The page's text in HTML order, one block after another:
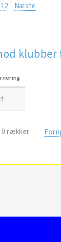
1 2 Næste
klubber
0 rækker